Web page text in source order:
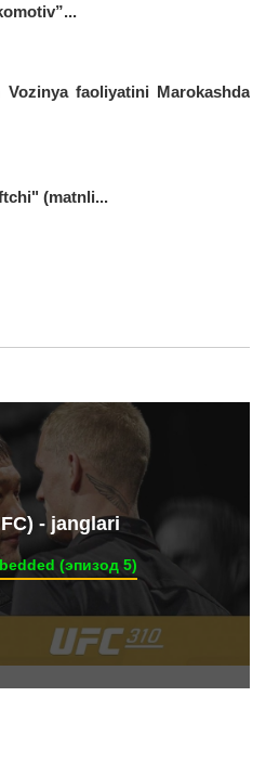
faoliyatini Marokashda
(matnli...
- janglari
(эпизод 5)